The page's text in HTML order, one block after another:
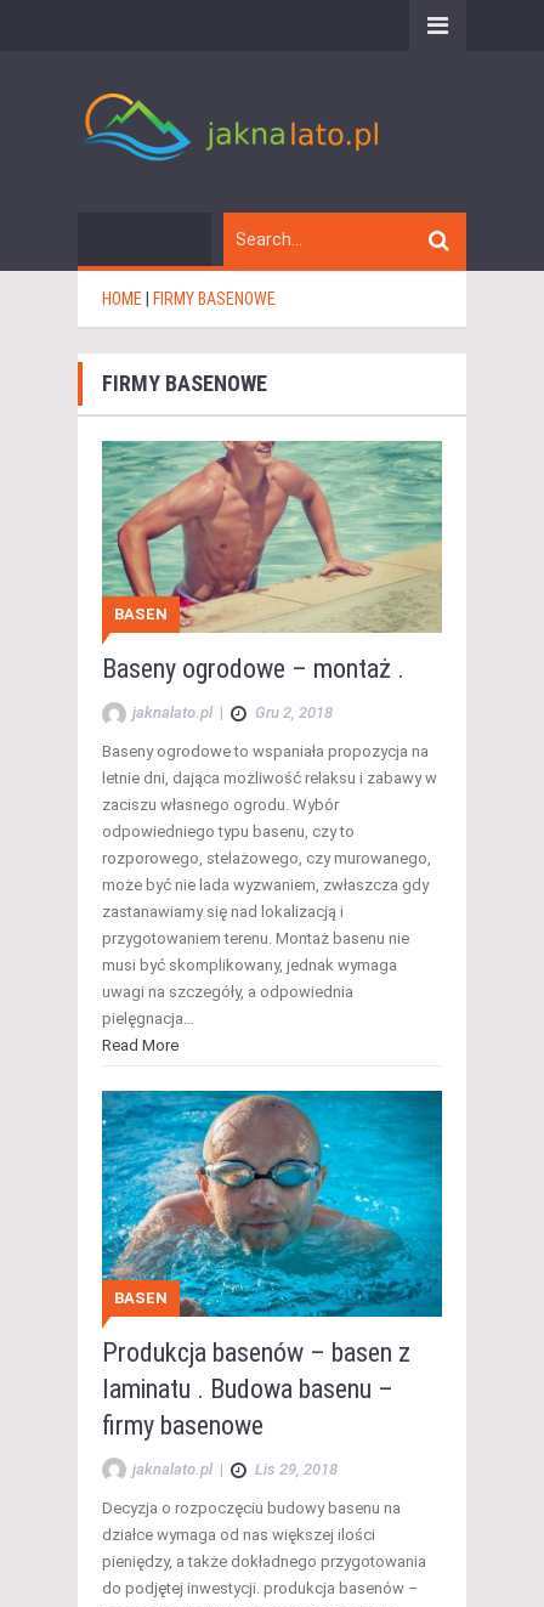
HOME FIRMY BASENOWE
FIRMY BASENOWE
BASEN
Baseny ogrodowe – montaż .
jaknalato.pl | Gru 2, 2018
Baseny ogrodowe to wspaniała propozycja na
letnie dni, dająca możliwość relaksu i zabawy w
zaciszu własnego ogrodu. Wybór
odpowiedniego typu basenu, czy to
rozporowego, stelażowego, czy murowanego,
może być nie lada wyzwaniem, zwłaszcza gdy
zastanawiamy się nad lokalizacją i
przygotowaniem terenu. Montaż basenu nie
musi być skomplikowany, jednak wymaga
uwagi na szczegóły, a odpowiednia
pielęgnacja…
Read More
BASEN
Produkcja basenów – basen z
laminatu . Budowa basenu –
firmy basenowe
jaknalato.pl | Lis 29, 2018
Decyzja o rozpoczęciu budowy basenu na
działce wymaga od nas większej ilości
pieniędzy, a także dokładnego przygotowania
do podjętej inwestycji. produkcja basenów –